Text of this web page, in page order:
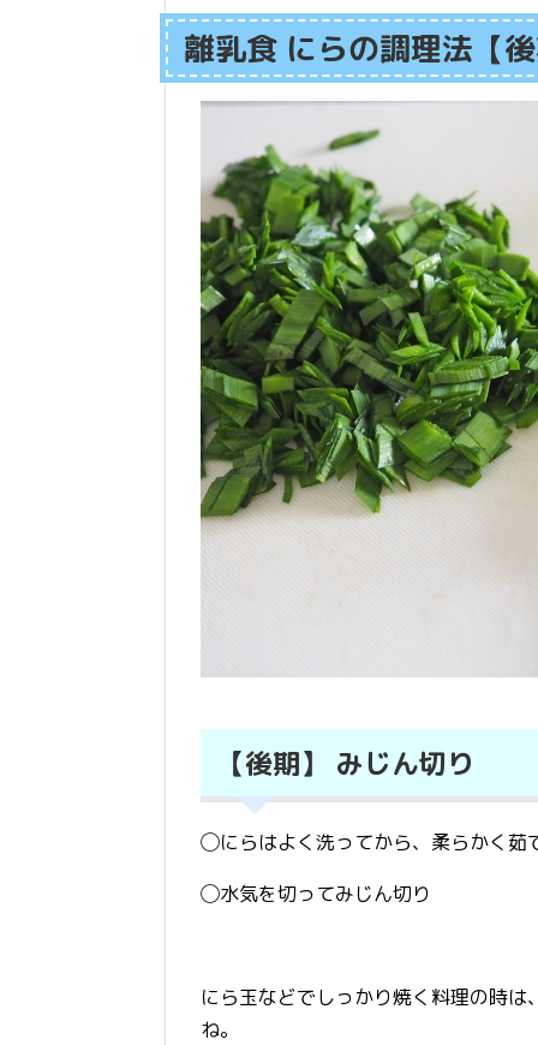
離乳食 にらの調理法【
【後期】 みじん切り
◯にらはよく洗ってから、柔らかく茹
◯水気を切ってみじん切り
にら玉などでしっかり焼く料理の時
ね。